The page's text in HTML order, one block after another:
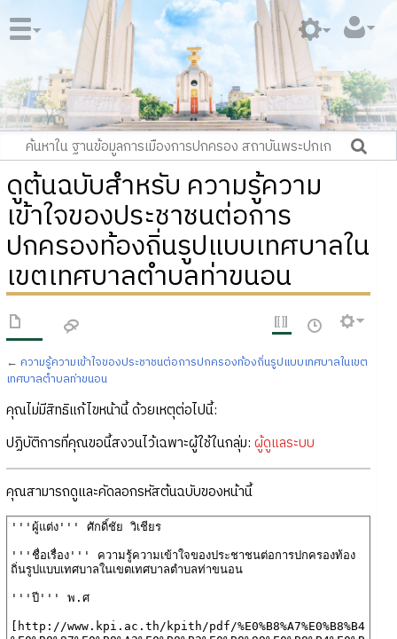
ดูต้นฉบับสำหรับ ความรู้ความ
เข้าใจของประชาชนต่อการ
ปกครองท้องถิ่นรูปแบบเทศบาลใน
เขตเทศบาลตำบลท่าขนอน
← ความรู้ความเข้าใจของประชาชนต่อการปกครองท้องถิ่นรูปแบบเทศบาลในเขต
เทศบาลตำบลท่าขนอน
คุณไม่มีสิทธิแก้ไขหน้านี้ ด้วยเหตุต่อไปนี้:
ปฏิบัติการที่คุณขอนี้สงวนไว้เฉพาะผู้ใช้ในกลุ่ม: ผู้ดูแลระบบ
คุณสามารถดูและคัดลอกรหัสต้นฉบับของหน้านี้